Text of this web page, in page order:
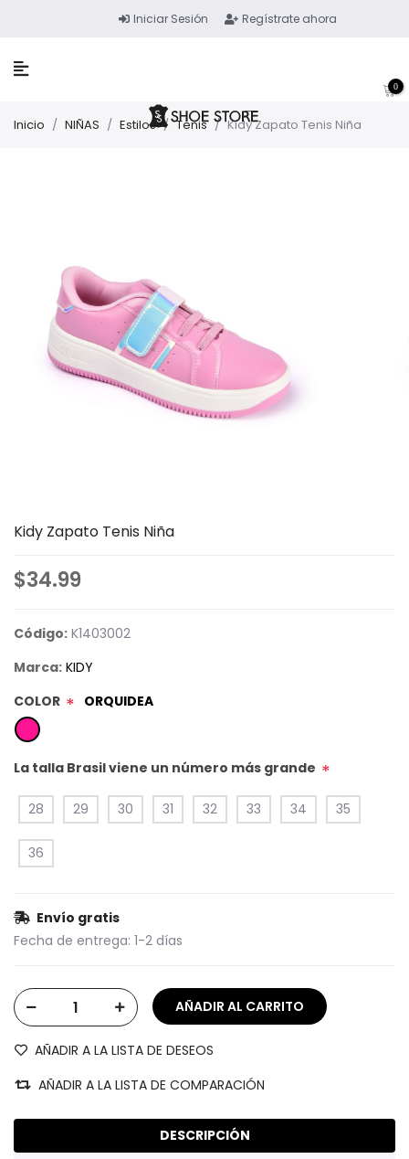
Iniciar Sesión Regístrate ahora
0
Inicio / NIÑAS / Estilos / Tenis / Kidy Zapato Tenis Niña
Kidy Zapato Tenis Niña
$34.99
Código: K1403002
Marca: KIDY
COLOR * ORQUIDEA
La talla Brasil viene un número más grande *
28 29 30 31 32 33 34 35
36
Envío gratis
Fecha de entrega: 1-2 días
AÑADIR A LA LISTA DE DESEOS
AÑADIR A LA LISTA DE COMPARACIÓN
DESCRIPCIÓN